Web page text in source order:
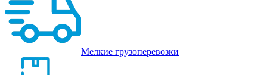
Мелкие грузоперевозки